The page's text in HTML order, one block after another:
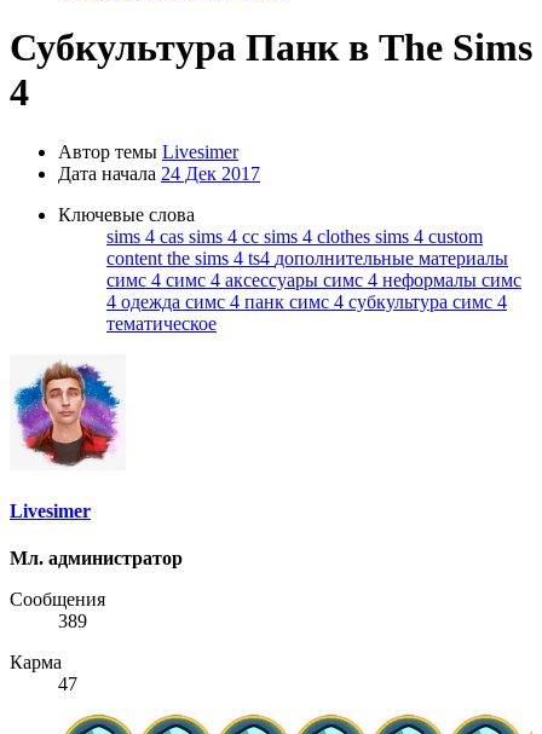
Субкультура Панк в The Sims
4
Автор темы Livesimer
Дата начала 24 Дек 2017
Ключевые слова
sims 4 cas sims 4 cc sims 4 clothes sims 4 custom
content the sims 4 ts4 дополнительные материалы
симс 4 симс 4 аксессуары симс 4 неформалы симс
4 одежда симс 4 панк симс 4 субкультура симс 4
тематическое
Livesimer
Мл. администратор
Сообщения
389
Карма
47